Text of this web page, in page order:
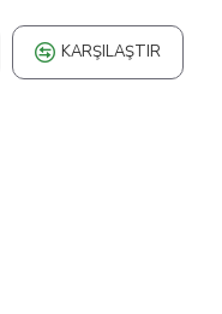
KARŞILAŞTIR